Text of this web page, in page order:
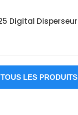
Digital Disperseur
LES PRODUITS